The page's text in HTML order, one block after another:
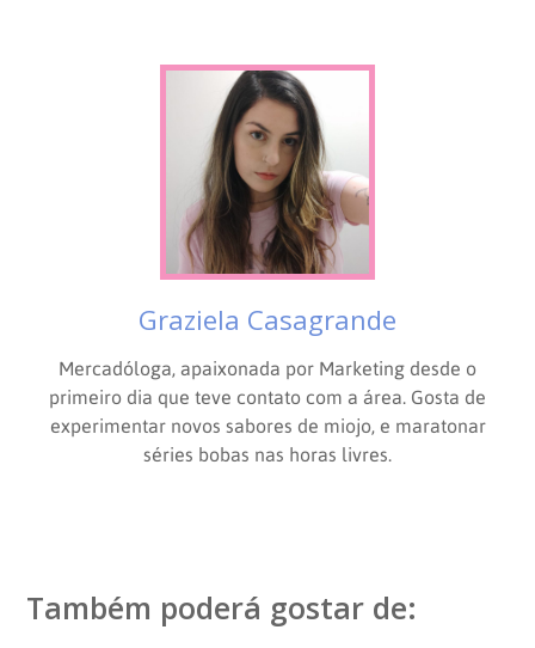
Graziela Casagrande
Mercadóloga, apaixonada por Marketing desde o
primeiro dia que teve contato com a área. Gosta de
experimentar novos sabores de miojo, e maratonar
séries bobas nas horas livres.
Também poderá gostar de: